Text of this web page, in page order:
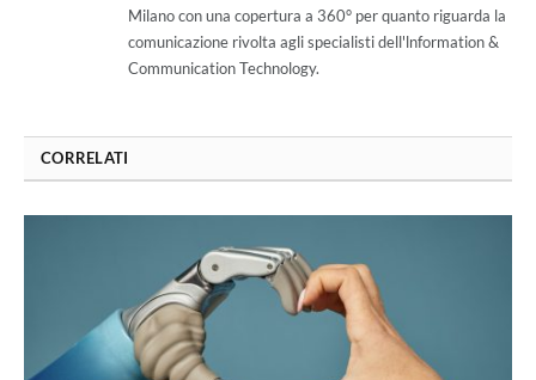
Milano con una copertura a 360° per quanto riguarda la
comunicazione rivolta agli specialisti dell'lnformation &
Communication Technology.
CORRELATI